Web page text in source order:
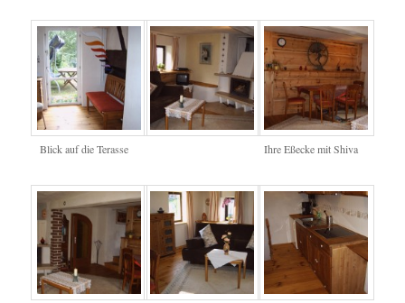
Blick auf die Terasse Ihre Eßecke mit Shiva